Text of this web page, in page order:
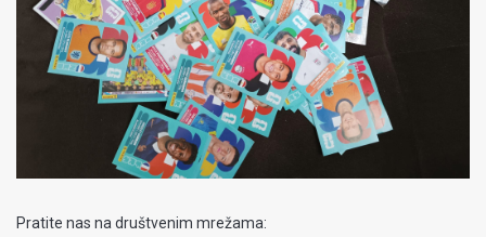
Pratite nas na društvenim mrežama: